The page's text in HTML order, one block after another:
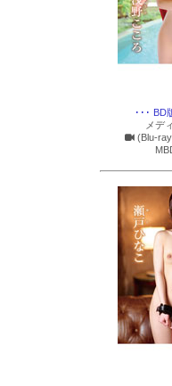
･･･ BD
メデ
(Blu-